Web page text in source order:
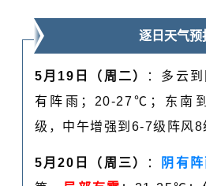
逐日天气预
5月19日（周二） ：多云
有阵雨 ；20-27℃；东南
级，中午增强到6-7级阵风8
5月20日（周三） ： 阴有